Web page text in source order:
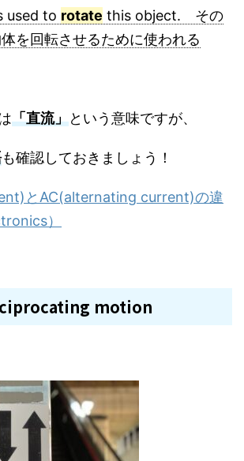
used to rotate this object. その
を回転させるために使われる
「直流」という意味ですが、
も確認しておきましょう！
とAC(alternating current)の違
）
motion